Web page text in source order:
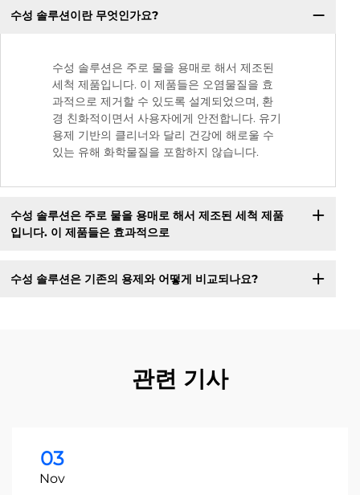
수성 솔루션이란 무엇인가요?
수성 솔루션은 주로 물을 용매로 해서 제조된
세척 제품입니다. 이 제품들은 오염물질을 효
과적으로 제거할 수 있도록 설계되었으며, 환
경 친화적이면서 사용자에게 안전합니다. 유기
용제 기반의 클리너와 달리 건강에 해로울 수
있는 유해 화학물질을 포함하지 않습니다.
수성 솔루션은 주로 물을 용매로 해서 제조된 세척 제품
입니다. 이 제품들은 효과적으로
수성 솔루션은 기존의 용제와 어떻게 비교되나요?
관련 기사
03
Nov